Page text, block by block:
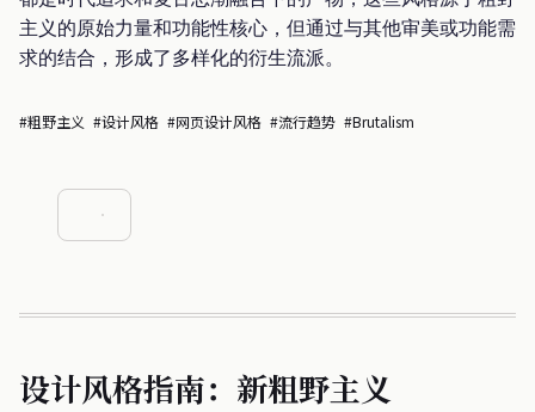
主义的原始力量和功能性核心，但通过与其他审美或功能需
求的结合，形成了多样化的衍生流派。
#粗野主义 #设计风格 #网页设计风格 #流行趋势 #Brutalism
设计风格指南：新粗野主义